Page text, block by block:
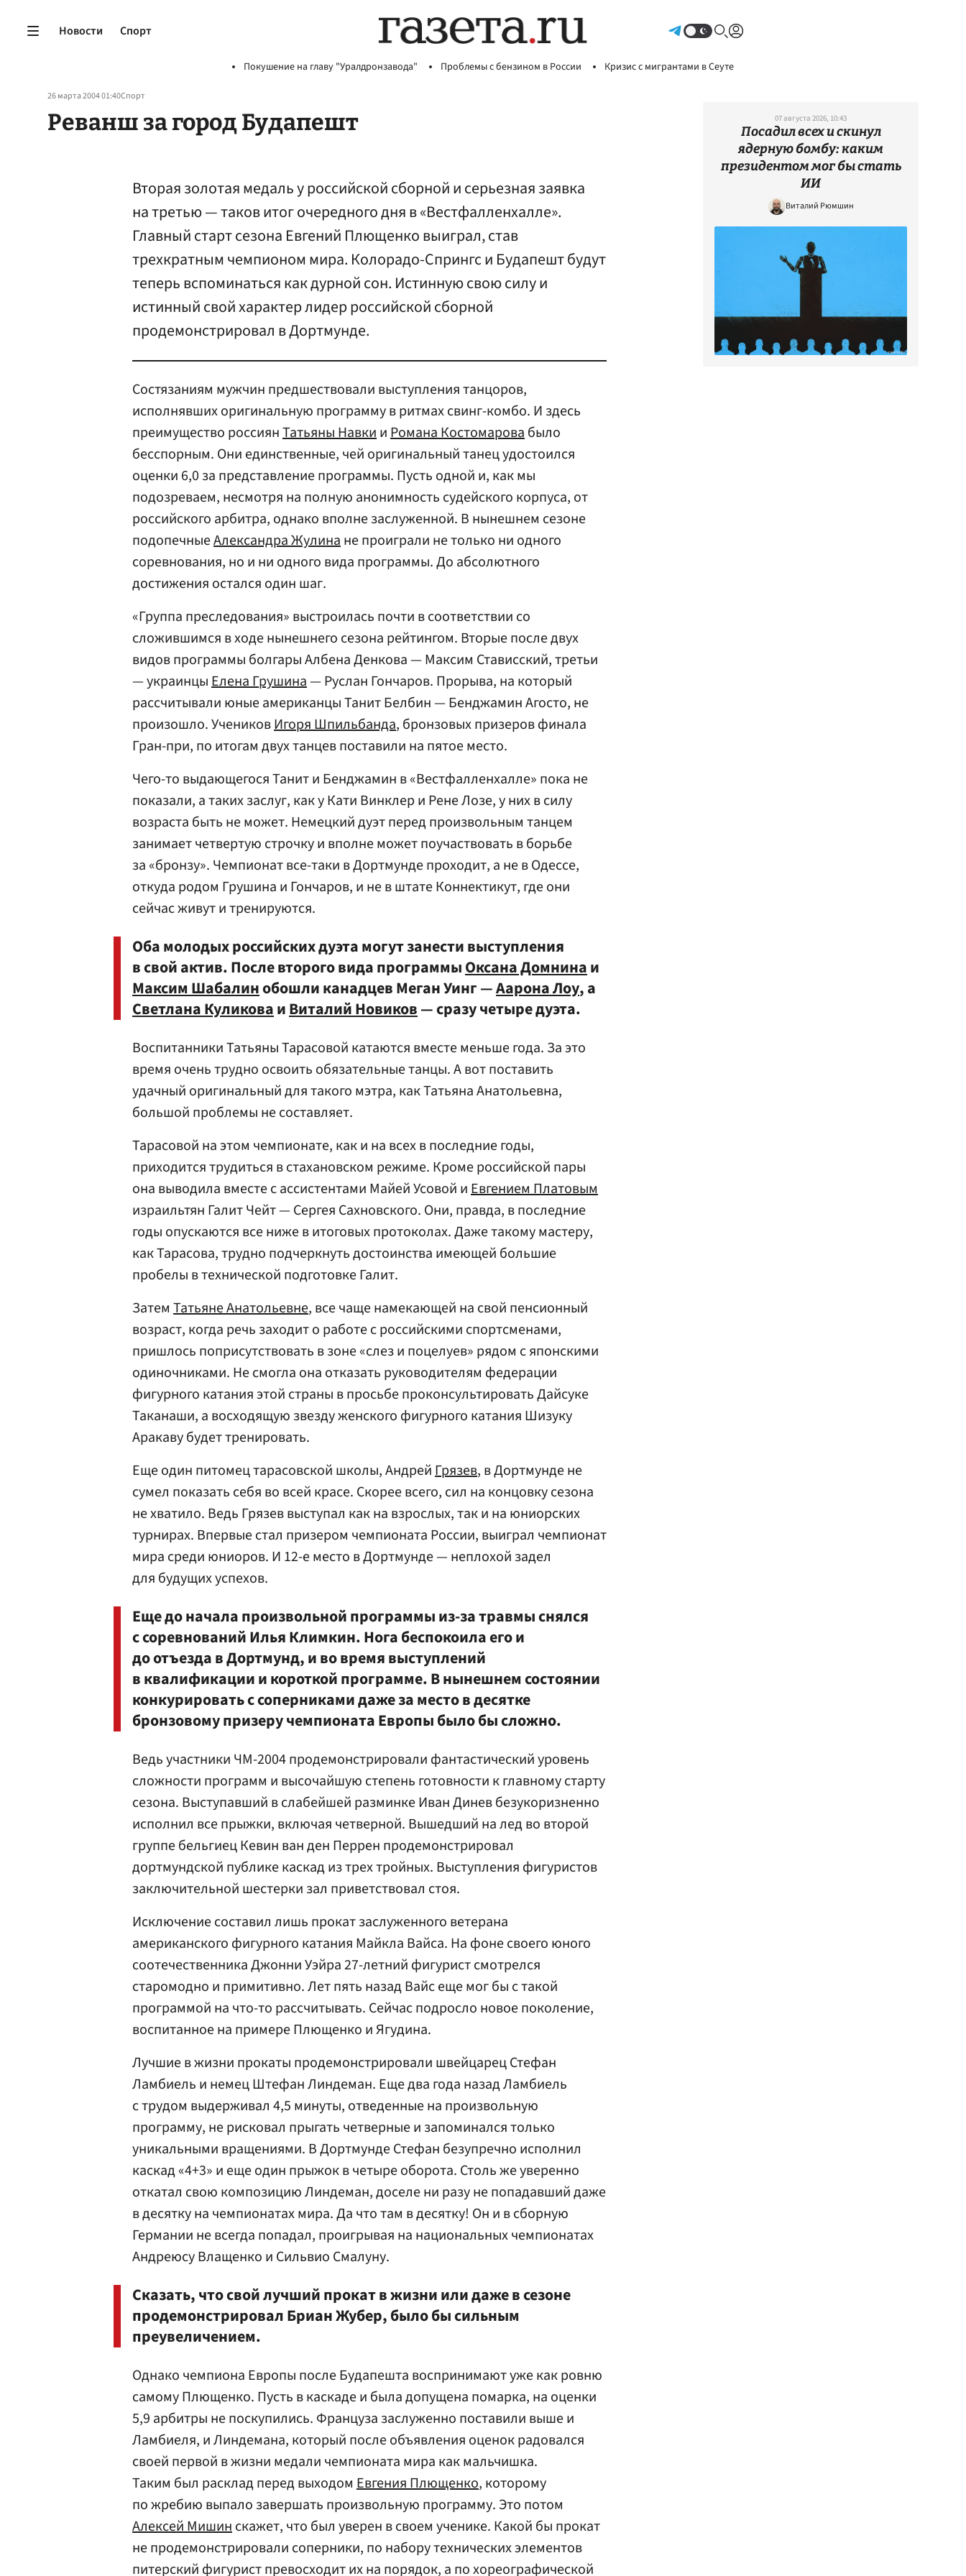
Новости Спорт
Покушение на главу "Уралдронзавода" Проблемы с бензином в России Кризис с мигрантами в Сеуте
26 марта 2004 01:40Спорт
Реванш за город Будапешт
Вторая золотая медаль у российской сборной и серьезная заявка
на третью — таков итог очередного дня в «Вестфалленхалле».
Главный старт сезона Евгений Плющенко выиграл, став
трехкратным чемпионом мира. Колорадо-Спрингс и Будапешт будут
теперь вспоминаться как дурной сон. Истинную свою силу и
истинный свой характер лидер российской сборной
продемонстрировал в Дортмунде.
Состязаниям мужчин предшествовали выступления танцоров,
исполнявших оригинальную программу в ритмах свинг-комбо. И здесь
преимущество россиянТатьяны НавкииРомана Костомаровабыло
бесспорным. Они единственные, чей оригинальный танец удостоился
оценки 6,0 за представление программы. Пусть одной и, как мы
подозреваем, несмотря на полную анонимность судейского корпуса, от
российского арбитра, однако вполне заслуженной. В нынешнем сезоне
подопечныеАлександра Жулинане проиграли не только ни одного
соревнования, но и ни одного вида программы. До абсолютного
достижения остался один шаг.
«Группа преследования» выстроилась почти в соответствии со
сложившимся в ходе нынешнего сезона рейтингом. Вторые после двух
видов программы болгары Албена Денкова — Максим Стависский, третьи
— украинцыЕлена Грушина— Руслан Гончаров. Прорыва, на который
рассчитывали юные американцы Танит Белбин — Бенджамин Агосто, не
произошло. УчениковИгоря Шпильбанда, бронзовых призеров финала
Гран-при, по итогам двух танцев поставили на пятое место.
Чего-то выдающегося Танит и Бенджамин в «Вестфалленхалле» пока не
показали, а таких заслуг, как у Кати Винклер и Рене Лозе, у них в силу
возраста быть не может. Немецкий дуэт перед произвольным танцем
занимает четвертую строчку и вполне может поучаствовать в борьбе
за «бронзу». Чемпионат все-таки в Дортмунде проходит, а не в Одессе,
откуда родом Грушина и Гончаров, и не в штате Коннектикут, где они
сейчас живут и тренируются.
Оба молодых российских дуэта могут занести выступления
в свой актив. После второго вида программыОксана Домнинаи
Максим Шабалинобошли канадцев Меган Уинг —Аарона Лоу, а
Светлана КуликоваиВиталий Новиков— сразу четыре дуэта.
Воспитанники Татьяны Тарасовой катаются вместе меньше года. За это
время очень трудно освоить обязательные танцы. А вот поставить
удачный оригинальный для такого мэтра, как Татьяна Анатольевна,
большой проблемы не составляет.
Тарасовой на этом чемпионате, как и на всех в последние годы,
приходится трудиться в стахановском режиме. Кроме российской пары
она выводила вместе с ассистентами Майей Усовой иЕвгением Платовым
израильтян Галит Чейт — Сергея Сахновского. Они, правда, в последние
годы опускаются все ниже в итоговых протоколах. Даже такому мастеру,
как Тарасова, трудно подчеркнуть достоинства имеющей большие
пробелы в технической подготовке Галит.
Затем Татьяне Анатольевне, все чаще намекающей на свой пенсионный
возраст, когда речь заходит о работе с российскими спортсменами,
пришлось поприсутствовать в зоне «слез и поцелуев» рядом с японскими
одиночниками. Не смогла она отказать руководителям федерации
фигурного катания этой страны в просьбе проконсультировать Дайсуке
Таканаши, а восходящую звезду женского фигурного катания Шизуку
Аракаву будет тренировать.
Еще один питомец тарасовской школы, АндрейГрязев, в Дортмунде не
сумел показать себя во всей красе. Скорее всего, сил на концовку сезона
не хватило. Ведь Грязев выступал как на взрослых, так и на юниорских
турнирах. Впервые стал призером чемпионата России, выиграл чемпионат
мира среди юниоров. И 12-е место в Дортмунде — неплохой задел
для будущих успехов.
Еще до начала произвольной программы из-за травмы снялся
с соревнований Илья Климкин. Нога беспокоила его и
до отъезда в Дортмунд, и во время выступлений
в квалификации и короткой программе. В нынешнем состоянии
конкурировать с соперниками даже за место в десятке
бронзовому призеру чемпионата Европы было бы сложно.
Ведь участники ЧМ-2004 продемонстрировали фантастический уровень
сложности программ и высочайшую степень готовности к главному старту
сезона. Выступавший в слабейшей разминке Иван Динев безукоризненно
исполнил все прыжки, включая четверной. Вышедший на лед во второй
группе бельгиец Кевин ван ден Перрен продемонстрировал
дортмундской публике каскад из трех тройных. Выступления фигуристов
заключительной шестерки зал приветствовал стоя.
Исключение составил лишь прокат заслуженного ветерана
американского фигурного катания Майкла Вайса. На фоне своего юного
соотечественника Джонни Уэйра 27-летний фигурист смотрелся
старомодно и примитивно. Лет пять назад Вайс еще мог бы с такой
программой на что-то рассчитывать. Сейчас подросло новое поколение,
воспитанное на примере Плющенко и Ягудина.
Лучшие в жизни прокаты продемонстрировали швейцарец Стефан
Ламбиель и немец Штефан Линдеман. Еще два года назад Ламбиель
с трудом выдерживал 4,5 минуты, отведенные на произвольную
программу, не рисковал прыгать четверные и запоминался только
уникальными вращениями. В Дортмунде Стефан безупречно исполнил
каскад «4+3» и еще один прыжок в четыре оборота. Столь же уверенно
откатал свою композицию Линдеман, доселе ни разу не попадавший даже
в десятку на чемпионатах мира. Да что там в десятку! Он и в сборную
Германии не всегда попадал, проигрывая на национальных чемпионатах
Андреюсу Влащенко и Сильвио Смалуну.
Сказать, что свой лучший прокат в жизни или даже в сезоне
продемонстрировал Бриан Жубер, было бы сильным
преувеличением.
Однако чемпиона Европы после Будапешта воспринимают уже как ровню
самому Плющенко. Пусть в каскаде и была допущена помарка, на оценки
5,9 арбитры не поскупились. Француза заслуженно поставили выше и
Ламбиеля, и Линдемана, который после объявления оценок радовался
своей первой в жизни медали чемпионата мира как мальчишка.
Таким был расклад перед выходом Евгения Плющенко, которому
по жребию выпало завершать произвольную программу. Это потом
Алексей Мишинскажет, что был уверен в своем ученике. Какой бы прокат
не продемонстрировали соперники, по набору технических элементов
питерский фигурист превосходит их на порядок, а по хореографической
07 августа 2026, 10:43
Посадил всех и скинул
ядерную бомбу: каким
президентом мог бы стать
ИИ
Виталий Рюмшин